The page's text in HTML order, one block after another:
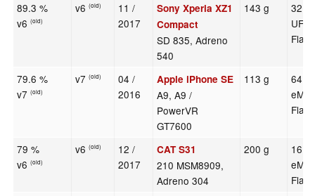
89.3 %
v6(old)
v6(old)
11 /
2017
Sony Xperia XZ1
Compact
SD 835, Adreno
540
143 g
32
UFS
Flash
79.6 %
v7(old)
v7(old)
04 /
2016
Apple iPhone SE
A9, A9 /
PowerVR
GT7600
113 g
64
Flash
79 %
v6(old)
v6(old)
12 /
2017
CAT S31
210 MSM8909,
Adreno 304
200 g
16
Flash